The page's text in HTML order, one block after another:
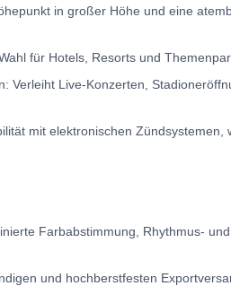
in großer Höhe und eine
für Hotels, Resorts und
Verleiht Live-Konzerten,
mit elektronischen
Farbabstimmung, Rhythmus-
und hochberstfesten